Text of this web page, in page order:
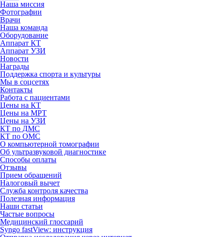
Наша миссия
Фотографии
Врачи
Наша команда
Оборудование
Аппарат КТ
Аппарат УЗИ
Новости
Награды
Поддержка спорта и культуры
Мы в соцсетях
Контакты
Работа с пациентами
Цены на КТ
Цены на МРТ
Цены на УЗИ
КТ по ДМС
КТ по ОМС
О компьютерной томографии
Об ультразвуковой диагностике
Способы оплаты
Отзывы
Прием обращений
Налоговый вычет
Служба контроля качества
Полезная информация
Наши статьи
Частые вопросы
Медицинский глоссарий
Syngo fastView: инструкция